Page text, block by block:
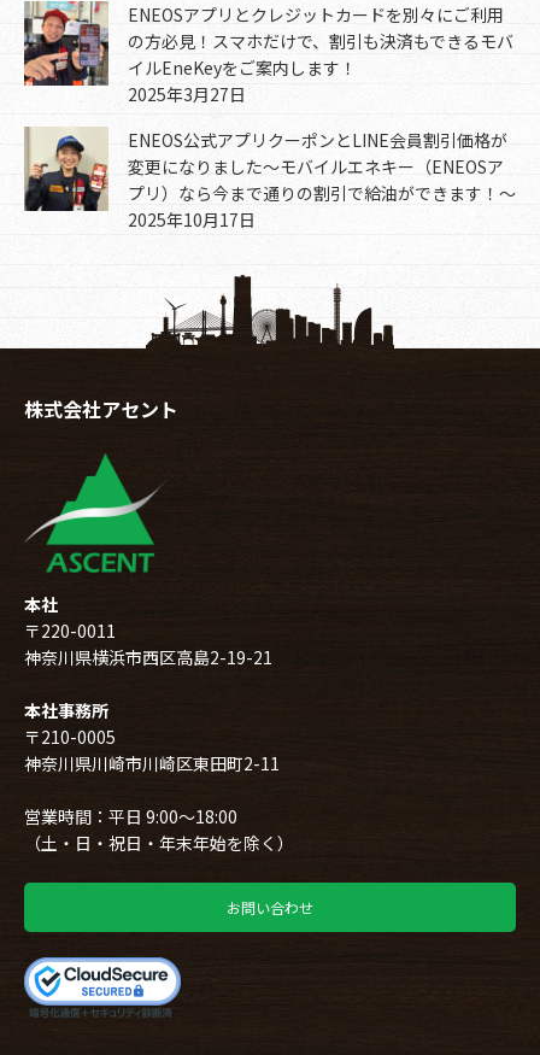
ENEOSアプリとクレジットカードを別々にご利用
の方必見！スマホだけで、割引も決済もできるモバ
イルEneKeyをご案内します！
2025年3月27日
ENEOS公式アプリクーポンとLINE会員割引価格が
変更になりました～モバイルエネキー（ENEOSア
プリ）なら今まで通りの割引で給油ができます！～
2025年10月17日
株式会社アセント
本社
〒220-0011
神奈川県横浜市西区高島2-19-21
本社事務所
〒210-0005
神奈川県川崎市川崎区東田町2-11
営業時間：平日 9:00～18:00
（土・日・祝日・年末年始を除く）
お問い合わせ